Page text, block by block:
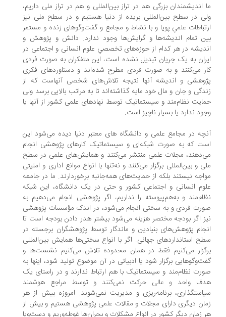
اندیشمندان بزرگی هم در تراز بین‌المللی و هم در تراز ملی داریم،
در سطح بین‌المللی بریده از دنیا هستیم و در سطح ملی نیز
علمیِ پویا و با نشاط و مجامع و گفت‌وگوهای زنده و مستمر
تمام اندیشه‌ها و گرایش‌ها وجود ندارد. دانش و پژوهش و
در هر کدام از حوزه‌های تخصصیِ علوم انسانی و اجتماعی در
به یک جریان تبدیل نشده است، این متفکران به صورت فردی
می‌کنند و به صورت فردی مطرح شده‌اند و دستاوردهای فکری
و اندیشه آنها نتیجه تلاش‌های شخصی آنهاست که از
و جان و مال خود مایه گذاشته‌اند تا به مراتب بالایی برسد ولی
نظام‌مند و سیستماتیک توسط نهادهای علمی کشور از آنها یا
ندارد یا بسیار ناچیز است.
در مجامع علمی و دانشگاه های معتبر دنیا دیده می‌شود این
که به صورت شبکه‌‌ای و سیستماتیک کارهای پژوهشی انجام
مجلات علمی منتشر می‌کنند و همایش‌های علمی در سطح
و بین‌المللی برگزار می‌کنند و نه‌تنها با انواع موانع اداری و امنیتی
نیستند بلکه از حمایت‌های همه‌جانبه برخوردارند. ما در جامعه
انسانی و اجتماعی کشور و حتی در یک دانشگاه، این شبکه
و به‌هم‌پیوسته را نداریم، اگر پژوهشی انجام می‌دهیم به
فردی و به سختی انجام می‌شود، در اندک مؤسسات پژوهشی
اگر بودجه مختصر هزینه می‌شود بیشتر هدر دادن بودجه است تا
پژوهش‌های بنیادین و ماندگار توسط پژوهشگران برجسته در
استانداردهای جهانی. اگر با انواع سختی‌ها همایش بین‌المللی
می‌کنیم فقط در همان محدوده تلاش می‌کنیم نشست‌ها و
برگزار شود یا ادبیاتی در آن موضوع تولید شود، اینها به
نظام‌مند و سیستماتیک با هم ارتباط ندارند و در راستای یک
واحد و عالی حرکت نمی‌کنند و توسط مراجع هوشمند
برنامه‌ریزی و مدیریت نمی‌شوند. امروزه بیش از هر
دیگری دارای مجلات و مقالات علمی پژوهشی هستیم و بیش از
زمان دیگر کشور در انواع مشکلات و بحران‌ها غوطه‌وریم و دست‌و‌پا